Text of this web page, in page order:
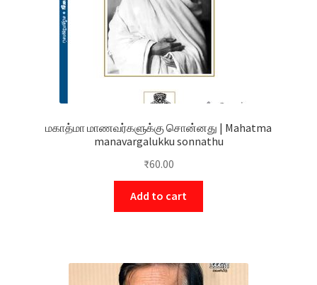
மகாத்மா மாணவர்களுக்கு சொன்னது | Mahatma
manavargalukku sonnathu
₹60.00
Add to cart